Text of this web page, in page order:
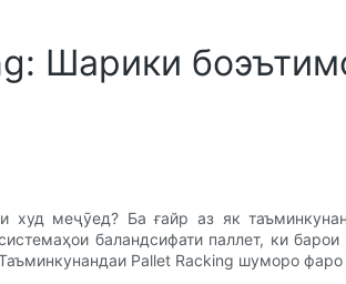
Шарики
меҷӯед? Ба ғайр аз як
баландсифати паллет, ки
Pallet Racking шуморо фаро